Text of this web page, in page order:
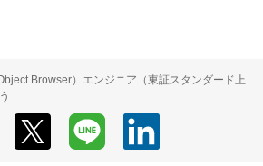
Browser）エンジニア（東証スタンダード上